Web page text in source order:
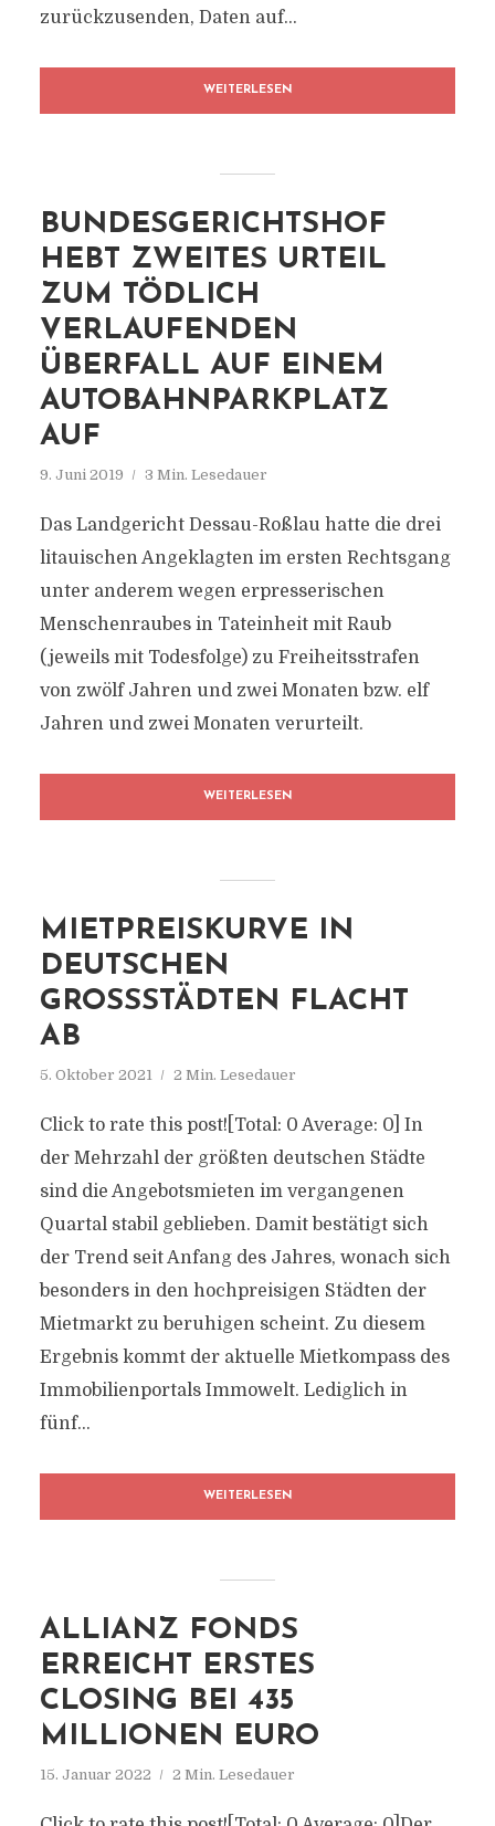
zurückzusenden, Daten auf...
WEITERLESEN
BUNDESGERICHTSHOF
HEBT ZWEITES URTEIL
ZUM TÖDLICH
VERLAUFENDEN
ÜBERFALL AUF EINEM
AUTOBAHNPARKPLATZ
AUF
9. Juni 2019 3 Min. Lesedauer
Das Landgericht Dessau-Roßlau hatte die drei
litauischen Angeklagten im ersten Rechtsgang
unter anderem wegen erpresserischen
Menschenraubes in Tateinheit mit Raub
(jeweils mit Todesfolge) zu Freiheitsstrafen
von zwölf Jahren und zwei Monaten bzw. elf
Jahren und zwei Monaten verurteilt.
WEITERLESEN
MIETPREISKURVE IN
DEUTSCHEN
GROSSSTÄDTEN FLACHT A
B
5. Oktober 2021 2 Min. Lesedauer
Click to rate this post![Total: 0 Average: 0] In
der Mehrzahl der größten deutschen Städte
sind die Angebotsmieten im vergangenen
Quartal stabil geblieben. Damit bestätigt sich
der Trend seit Anfang des Jahres, wonach sich
besonders in den hochpreisigen Städten der
Mietmarkt zu beruhigen scheint. Zu diesem
Ergebnis kommt der aktuelle Mietkompass des
Immobilienportals Immowelt. Lediglich in
fünf...
WEITERLESEN
ALLIANZ FONDS
ERREICHT ERSTES
CLOSING BEI 435
MILLIONEN EURO
15. Januar 2022 2 Min. Lesedauer